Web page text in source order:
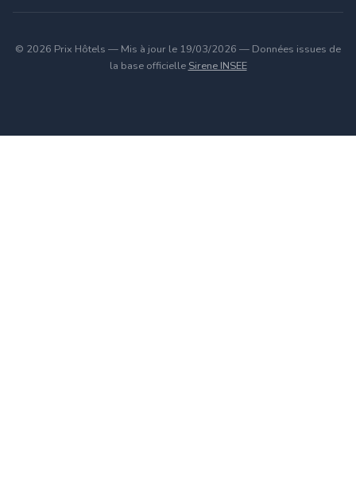
© 2026 Prix Hôtels — Mis à jour le 19/03/2026 — Données issues de
la base officielle Sirene INSEE